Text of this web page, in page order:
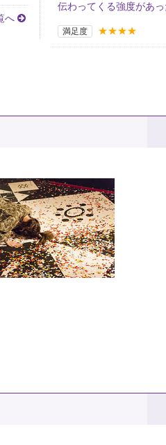
へ
伝わってくる強度があ
満足度 ★★★★